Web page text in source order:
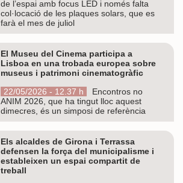
de l’espai amb focus LED i només falta
col·locació de les plaques solars, que es
farà el mes de juliol
El Museu del Cinema participa a
Lisboa en una trobada europea sobre
museus i patrimoni cinematogràfic
22/05/2026 - 12.37 h
Encontros no
ANIM 2026, que ha tingut lloc aquest
dimecres, és un simposi de referència
Els alcaldes de Girona i Terrassa
defensen la força del municipalisme i
estableixen un espai compartit de
treball